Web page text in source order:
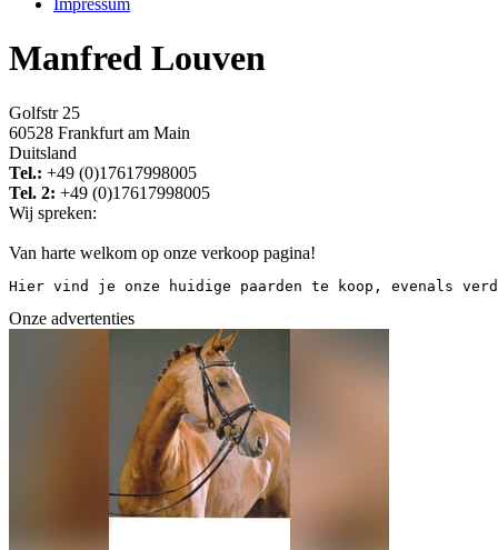
Impressum
Manfred Louven
Golfstr 25
60528 Frankfurt am Main
Duitsland
Tel.: +49 (0)17617998005
Tel. 2: +49 (0)17617998005
Wij spreken:
Van harte welkom op onze verkoop pagina!
Hier vind je onze huidige paarden te koop, evenals
Onze advertenties